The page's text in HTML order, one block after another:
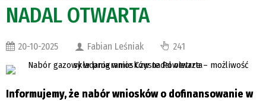
NADAL OTWARTA
20-10-2025 Fabian Leśniak 241
Informujemy, że nabór wniosków o dofinansowanie w